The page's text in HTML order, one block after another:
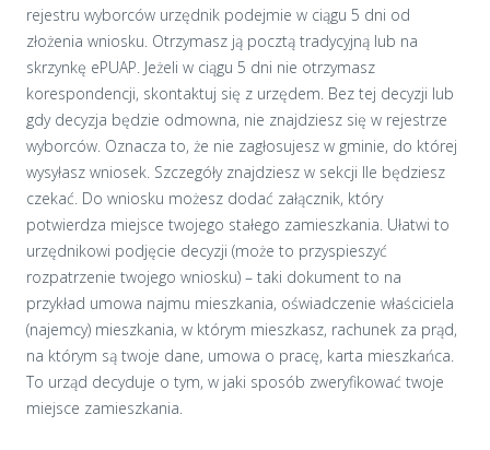
rejestru wyborców urzędnik podejmie w ciągu 5 dni od
złożenia wniosku. Otrzymasz ją pocztą tradycyjną lub na
skrzynkę ePUAP. Jeżeli w ciągu 5 dni nie otrzymasz
korespondencji, skontaktuj się z urzędem. Bez tej decyzji lub
gdy decyzja będzie odmowna, nie znajdziesz się w rejestrze
wyborców. Oznacza to, że nie zagłosujesz w gminie, do której
wysyłasz wniosek. Szczegóły znajdziesz w sekcji Ile będziesz
czekać. Do wniosku możesz dodać załącznik, który
potwierdza miejsce twojego stałego zamieszkania. Ułatwi to
urzędnikowi podjęcie decyzji (może to przyspieszyć
rozpatrzenie twojego wniosku) – taki dokument to na
przykład umowa najmu mieszkania, oświadczenie właściciela
(najemcy) mieszkania, w którym mieszkasz, rachunek za prąd,
na którym są twoje dane, umowa o pracę, karta mieszkańca.
To urząd decyduje o tym, w jaki sposób zweryfikować twoje
miejsce zamieszkania.